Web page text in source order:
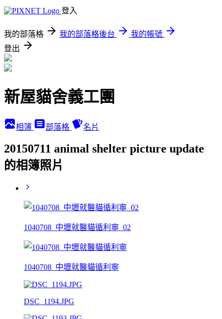
登入
我的部落格 我的部落格後台
我的帳號
登出
新屋貓舍義工團
相簿 部落格 名片
20150711 animal shelter picture update
的相簿照片
1040708_中壢就醫貓循利寧_02
1040708_中壢就醫貓循利寧
DSC_1194.JPG